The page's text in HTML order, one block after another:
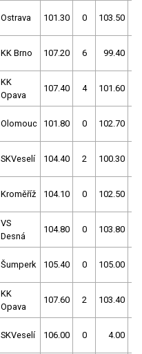
Ostrava 101.30 0 103.50
KK Brno 107.20 6 99.40
KK
Opava
107.40 4 101.60
Olomouc 101.80 0 102.70
SKVeselí 104.40 2 100.30
Kroměříž 104.10 0 102.50
VS
Desná
104.80 0 103.80
Šumperk 105.40 0 105.00
KK
Opava
107.60 2 103.40
SKVeselí 106.00 0 4.00